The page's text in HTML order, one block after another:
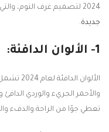
2024 لتصميم غرف النوم، والتي يجب النظر إليها عند
جديدة.
1- الألوان الدافئة:
الألوان
والأحمر الجريء والوردي الدافئ
تعطي جوًا من الراحة والدفء